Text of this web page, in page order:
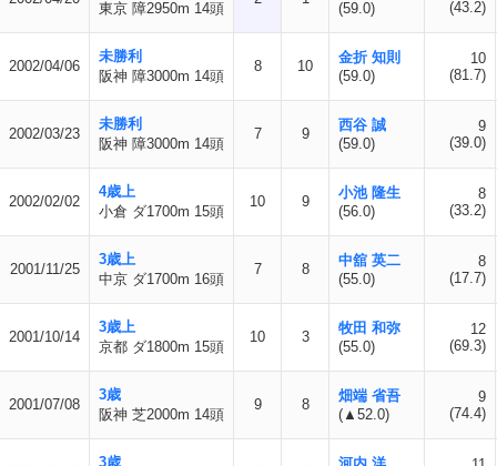
東京 障2950m 14頭 (59.0) (43.2)
2002/04/06
未勝利
阪神 障3000m 14頭
8 10
金折 知則
(59.0)
10
(81.7)
2002/03/23
未勝利
阪神 障3000m 14頭
7 9
西谷 誠
(59.0)
9
(39.0)
2002/02/02
4歳上
小倉 ダ1700m 15頭
10 9
小池 隆生
(56.0)
8
(33.2)
2001/11/25
3歳上
中京 ダ1700m 16頭
7 8
中舘 英二
(55.0)
8
(17.7)
2001/10/14
3歳上
京都 ダ1800m 15頭
10 3
牧田 和弥
(55.0)
12
(69.3)
2001/07/08
3歳
阪神 芝2000m 14頭
9 8
畑端 省吾
(▲52.0)
9
(74.4)
3歳